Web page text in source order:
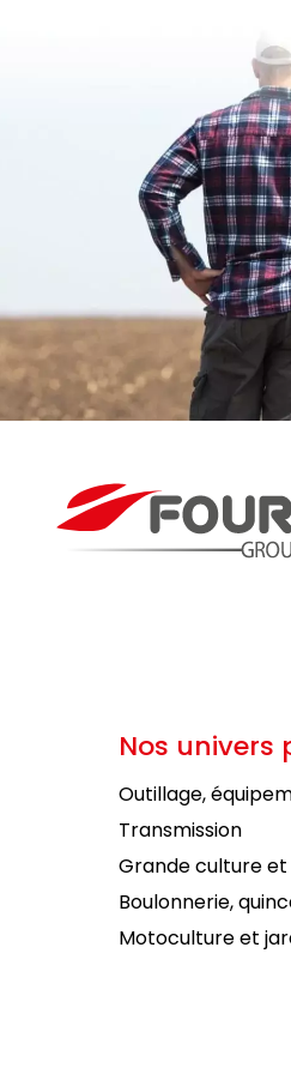
Nos univers
Outillage,
Transmission
Grande culture
Boulonnerie,
Motoculture et